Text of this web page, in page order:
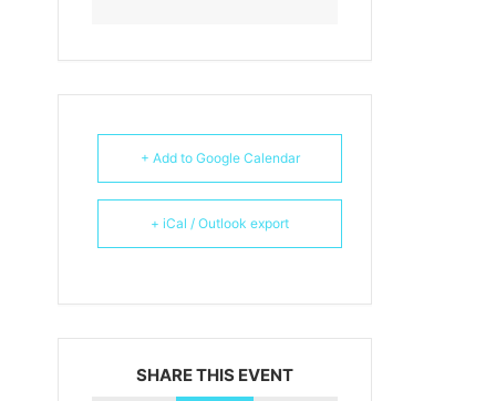
+ Add to Google Calendar
+ iCal / Outlook export
SHARE THIS EVENT